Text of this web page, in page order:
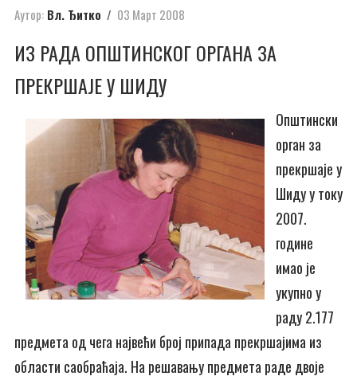
Аутор: Вл. Ђитко 03 Март 2008
ИЗ РАДА ОПШТИНСКОГ ОРГАНА ЗА
ПРЕКРШАЈЕ У ШИДУ
Општински
орган за
прекршаје у
Шиду у току
2007.
године
имао је
укупно у
раду 2.177
предмета од чега највећи број припада прекршајима из
области саобраћаја. На решавању предмета раде двоје